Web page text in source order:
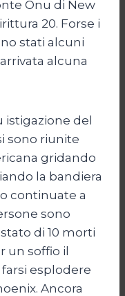
Onu di New
20. Forse i
stati alcuni
alcuna
istigazione del
sono riunite
gridando
la bandiera
continuate a
sono
di 10 morti
un soffio il
esplodere
Ancora